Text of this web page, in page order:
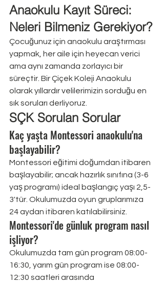
Anaokulu Kayıt Süreci:
Neleri Bilmeniz Gerekiyor?
Çocuğunuz için anaokulu araştırması
yapmak, her aile için heyecan verici
ama aynı zamanda zorlayıcı bir
süreçtir. Bir Çiçek Koleji Anaokulu
olarak yıllardır velilerimizin sorduğu en
sık soruları derliyoruz.
SÇK Sorulan Sorular
Kaç yaşta Montessori anaokulu'na
başlayabilir?
Montessori eğitimi doğumdan itibaren
başlayabilir; ancak hazırlık sınıfına (3-6
yaş programı) ideal başlangıç yaşı 2,5-
3'tür. Okulumuzda oyun gruplarımıza
24 aydan itibaren katılabilirsiniz.
Montessori'de günluk program nasıl
işliyor?
Okulumuzda tam gün program 08:00-
16:30, yarım gün program ise 08:00-
12:30 saatleri arasında